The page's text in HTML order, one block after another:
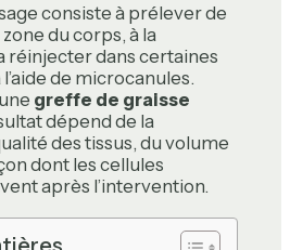
consiste à prélever de
du corps, à la
réinjecter dans certaines
de microcanules.
greffe de graisse
dépend de la
des tissus, du volume
dont les cellules
après l’intervention.